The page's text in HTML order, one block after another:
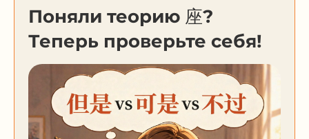
Поняли теорию 座?
Теперь проверьте себя!